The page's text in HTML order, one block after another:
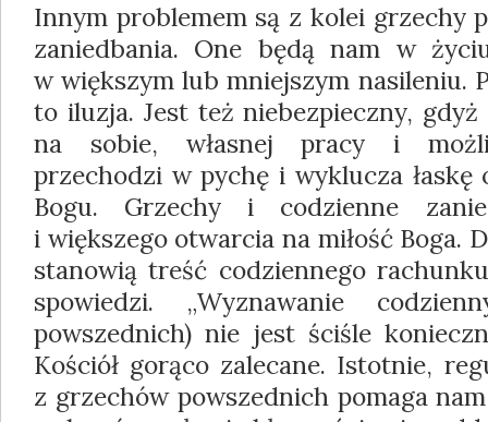
Innym problemem są z kolei grzechy
zaniedbania. One będą nam w
w większym lub mniejszym nasileniu.
to iluzja. Jest też niebezpieczny,
na sobie, własnej pracy i
przechodzi w pychę i wyklucza łaskę
Bogu. Grzechy i codzienne
i większego otwarcia na miłość Boga.
stanowią treść codziennego
spowiedzi. „Wyznawanie
powszednich) nie jest ściśle
Kościół gorąco zalecane. Istotnie,
z grzechów powszednich pomaga